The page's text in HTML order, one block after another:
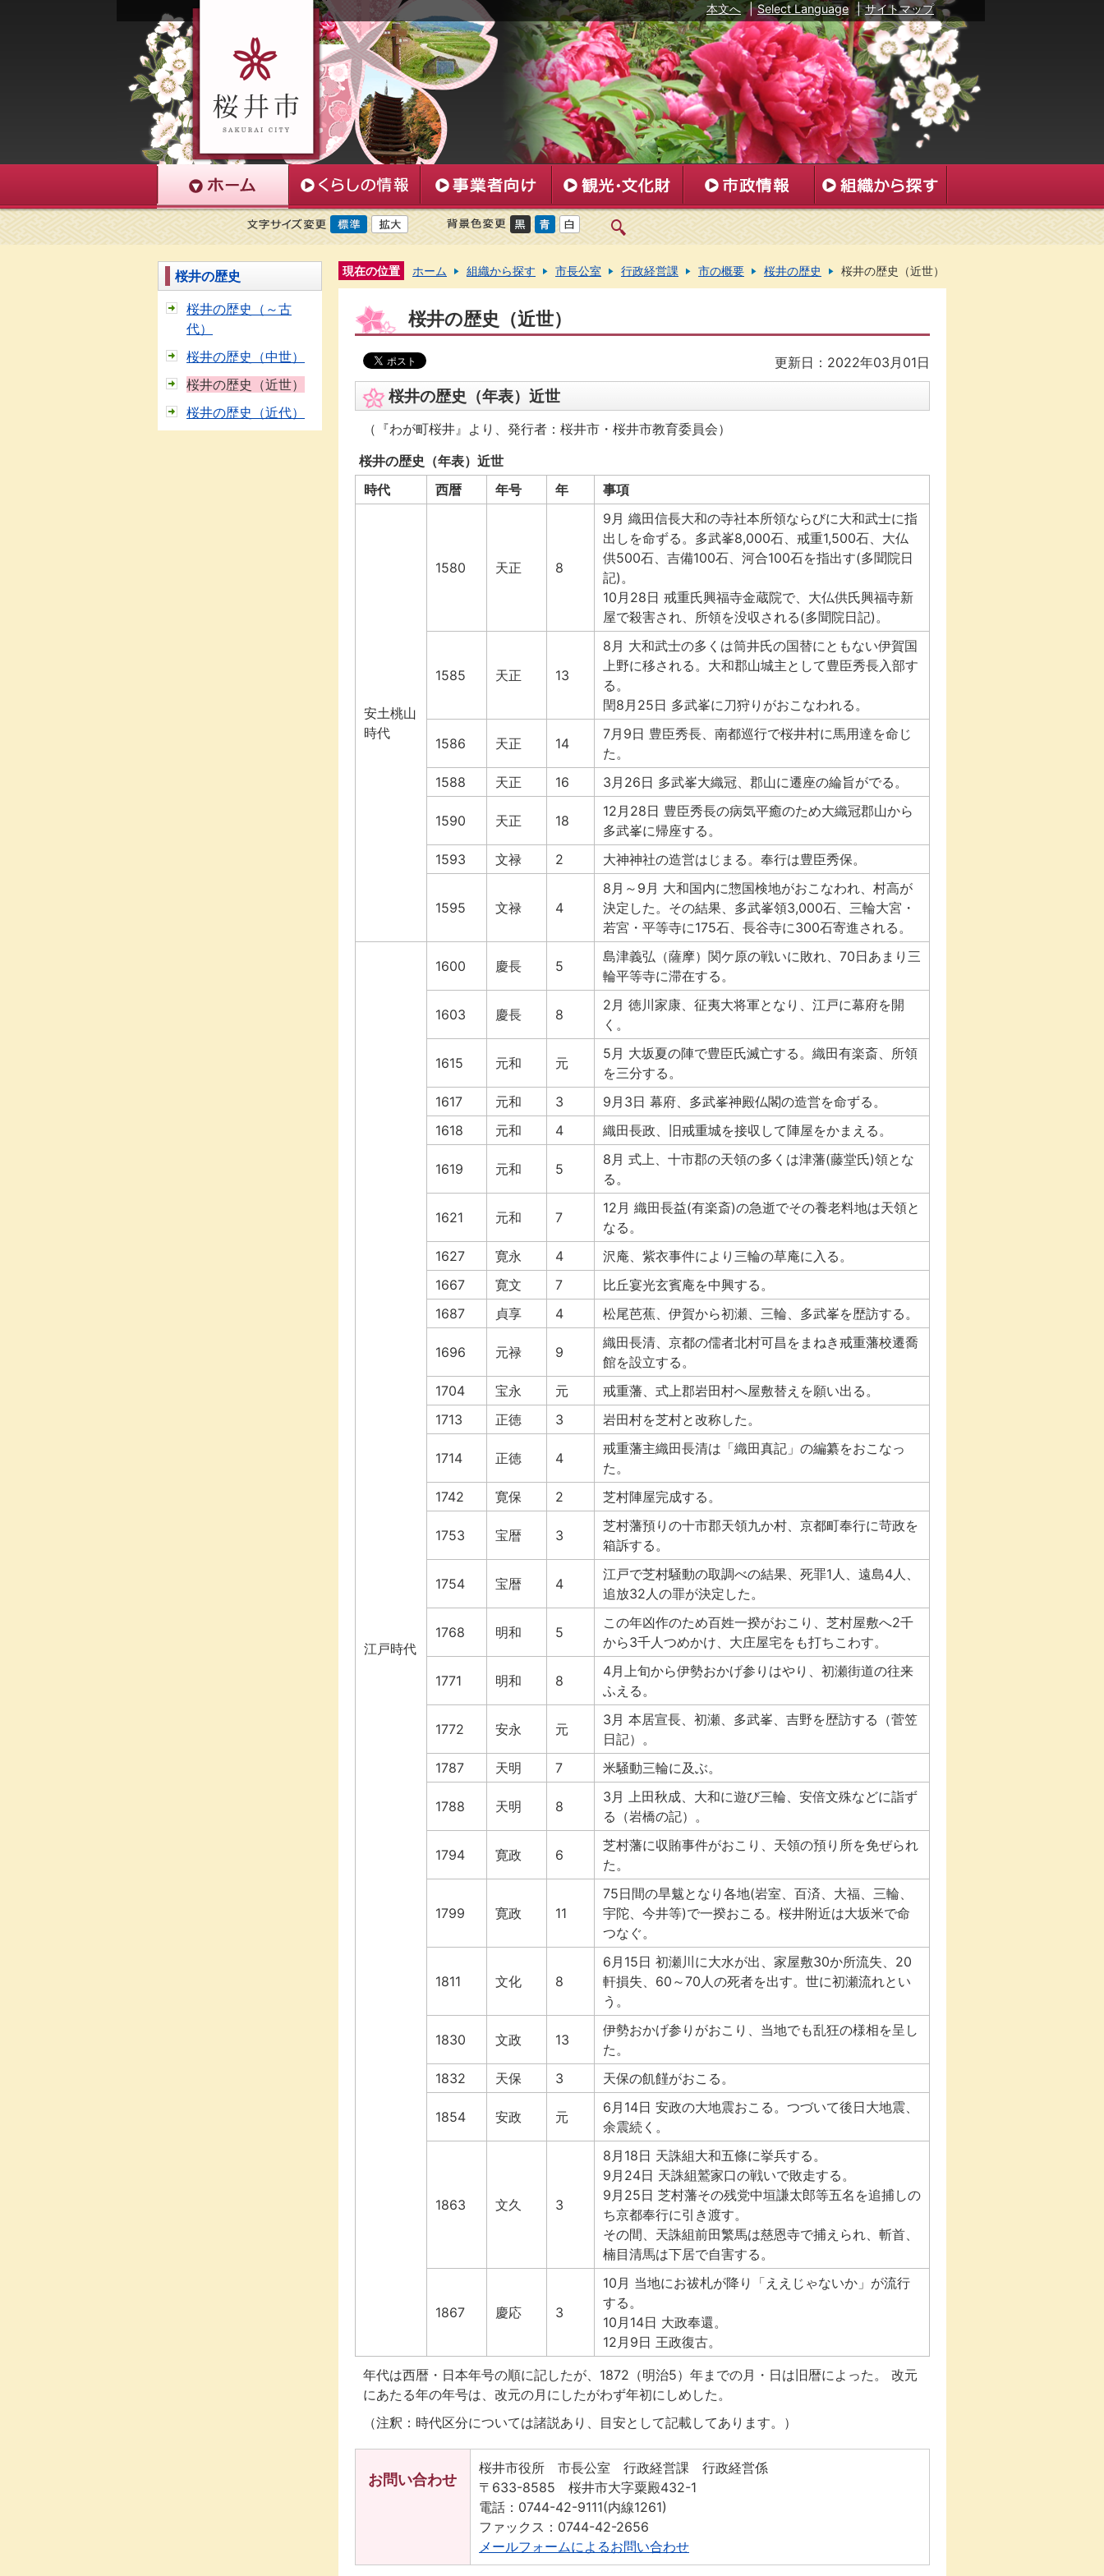
本文へ | Select Language | サイトマップ
桜井の歴史
桜井の歴史（～古
代）
桜井の歴史（中世）
桜井の歴史（近世）
桜井の歴史（近代）
現在の位置 ホーム 組織から探す 市長公室 行政経営課 市の概要 桜井の歴史 桜井の歴史（近世）
桜井の歴史（近世）
更新日：2022年03月01日
桜井の歴史（年表）近世
（『わが町桜井』より、発行者：桜井市・桜井市教育委員会）
桜井の歴史（年表）近世
時代
西暦 年号 年 事項
安土桃山
時代
1580 天正 8
9月 織田信長大和の寺社本所領ならびに大和武士に指
出しを命ずる。多武峯8,000石、戒重1,500石、大仏
供500石、吉備100石、河合100石を指出す(多聞院日
記)。
10月28日 戒重氏興福寺金蔵院で、大仏供氏興福寺新
屋で殺害され、所領を没収される(多聞院日記)。
1585 天正 13
8月 大和武士の多くは筒井氏の国替にともない伊賀国
上野に移される。大和郡山城主として豊臣秀長入部す
る。
閏8月25日 多武峯に刀狩りがおこなわれる。
1586 天正 14
7月9日 豊臣秀長、南都巡行で桜井村に馬用達を命じ
た。
1588
天正 16 3月26日 多武峯大織冠、郡山に遷座の綸旨がでる。
1590 天正 18
12月28日 豊臣秀長の病気平癒のため大織冠郡山から
多武峯に帰座する。
1593
文禄 2 大神神社の造営はじまる。奉行は豊臣秀保。
1595 文禄 4
8月～9月 大和国内に惣国検地がおこなわれ、村高が
決定した。その結果、多武峯領3,000石、三輪大宮・
若宮・平等寺に175石、長谷寺に300石寄進される。
江戸時代
1600 慶長 5
島津義弘（薩摩）関ケ原の戦いに敗れ、70日あまり三
輪平等寺に滞在する。
1603 慶長 8
2月 徳川家康、征夷大将軍となり、江戸に幕府を開
く。
1615 元和 元
5月 大坂夏の陣で豊臣氏滅亡する。織田有楽斎、所領
を三分する。
1617
元和 3
9月3日 幕府、多武峯神殿仏閣の造営を命ずる。
1618
元和 4 織田長政、旧戒重城を接収して陣屋をかまえる。
1619 元和 5
8月 式上、十市郡の天領の多くは津藩(藤堂氏)領とな
る。
1621 元和 7
12月 織田長益(有楽斎)の急逝でその養老料地は天領と
なる。
1627
寛永 4
沢庵、紫衣事件により三輪の草庵に入る。
1667
寛文 7
比丘宴光玄賓庵を中興する。
1687
貞享 4 松尾芭蕉、伊賀から初瀬、三輪、多武峯を歴訪する。
1696 元禄 9
織田長清、京都の儒者北村可昌をまねき戒重藩校遷喬
館を設立する。
1704
宝永 元
戒重藩、式上郡岩田村へ屋敷替えを願い出る。
1713
正徳 3 岩田村を芝村と改称した。
1714 正徳 4
戒重藩主織田長清は「織田真記」の編纂をおこなっ
た。
1742
寛保 2 芝村陣屋完成する。
1753 宝暦 3
芝村藩預りの十市郡天領九か村、京都町奉行に苛政を
箱訴する。
1754 宝暦 4
江戸で芝村騒動の取調べの結果、死罪1人、遠島4人、
追放32人の罪が決定した。
1768 明和 5
この年凶作のため百姓一揆がおこり、芝村屋敷へ2千
から3千人つめかけ、大庄屋宅をも打ちこわす。
1771 明和 8
4月上旬から伊勢おかげ参りはやり、初瀬街道の往来
ふえる。
1772 安永 元
3月 本居宣長、初瀬、多武峯、吉野を歴訪する（菅笠
日記）。
1787
天明 7 米騒動三輪に及ぶ。
1788 天明 8
3月 上田秋成、大和に遊び三輪、安倍文殊などに詣ず
る（岩橋の記）。
1794 寛政 6
芝村藩に収賄事件がおこり、天領の預り所を免ぜられ
た。
1799 寛政 11
75日間の旱魃となり各地(岩室、百済、大福、三輪、
宇陀、今井等)で一揆おこる。桜井附近は大坂米で命
つなぐ。
1811 文化 8
6月15日 初瀬川に大水が出、家屋敷30か所流失、20
軒損失、60～70人の死者を出す。世に初瀬流れとい
う。
1830 文政 13
伊勢おかげ参りがおこり、当地でも乱狂の様相を呈し
た。
1832
天保 3 天保の飢饉がおこる。
1854 安政 元
6月14日 安政の大地震おこる。つづいて後日大地震、
余震続く。
1863 文久 3
8月18日 天誅組大和五條に挙兵する。
9月24日 天誅組鷲家口の戦いで敗走する。
9月25日 芝村藩その残党中垣謙太郎等五名を追捕しの
ち京都奉行に引き渡す。
その間、天誅組前田繁馬は慈恩寺で捕えられ、斬首、
楠目清馬は下居で自害する。
1867 慶応 3
10月 当地にお祓札が降り「ええじゃないか」が流行
する。
10月14日 大政奉還。
12月9日 王政復古。
年代は西暦・日本年号の順に記したが、1872（明治5）年までの月・日は旧暦によった。 改元
にあたる年の年号は、改元の月にしたがわず年初にしめした。
（注釈：時代区分については諸説あり、目安として記載してあります。）
お問い合わせ
桜井市役所 市長公室 行政経営課 行政経営係
〒633-8585 桜井市大字粟殿432-1
電話：0744-42-9111(内線1261)
ファックス：0744-42-2656
メールフォームによるお問い合わせ